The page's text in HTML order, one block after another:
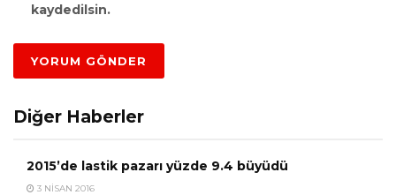
kaydedilsin.
Diğer Haberler
2015’de lastik pazarı yüzde 9.4 büyüdü
3 NISAN 2016